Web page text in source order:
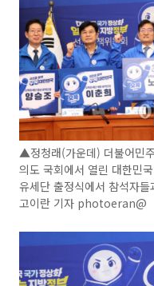
▲정청래(가운데) 더불어민
의도 국회에서 열린 대한민
유세단 출정식에서 참석자
고이란 기자 photoeran@